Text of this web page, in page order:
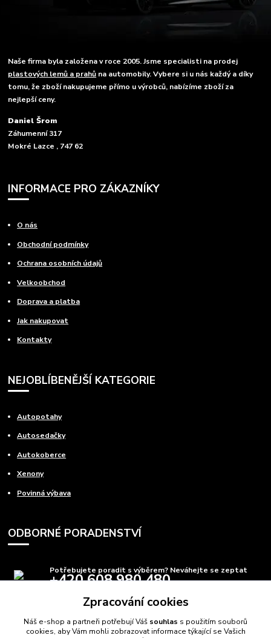
Naše firma byla založena v roce 2005. Jsme specialisti na prodej
plastových lemů a prahů na automobily. Vybere si u nás každý a díky
tomu, že zboží nakupujeme přímo u výrobců, nabízíme zboží za
nejlepší ceny.
Daniel Šrom
Záhumenní 317
Mokré Lazce , 747 62
INFORMACE PRO ZÁKAZNÍKY
O nás
Obchodní podmínky
Ochrana osobních údajů
Velkoobchod
Doprava a platba
Jak nakupovat
Kontakty
NEJOBLÍBENĚJŠÍ KATEGORIE
Autopotahy
Autosedačky
Autokoberce
Xenony
Povinná výbava
ODBORNÉ PORADENSTVÍ
Potřebujete poradit s výběrem? Neváhejte se zeptat
+420 608 980 480
info@autods.cz
Zpracování cookies
Náš e-shop a partneři potřebují Váš souhlas s použitím souborů
cookies, aby Vám mohli zobrazovat informace týkající se Vašich